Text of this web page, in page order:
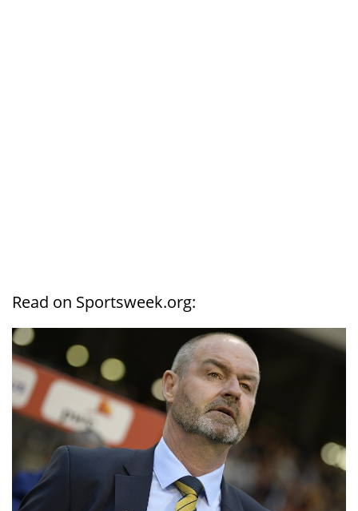
Read on Sportsweek.org: